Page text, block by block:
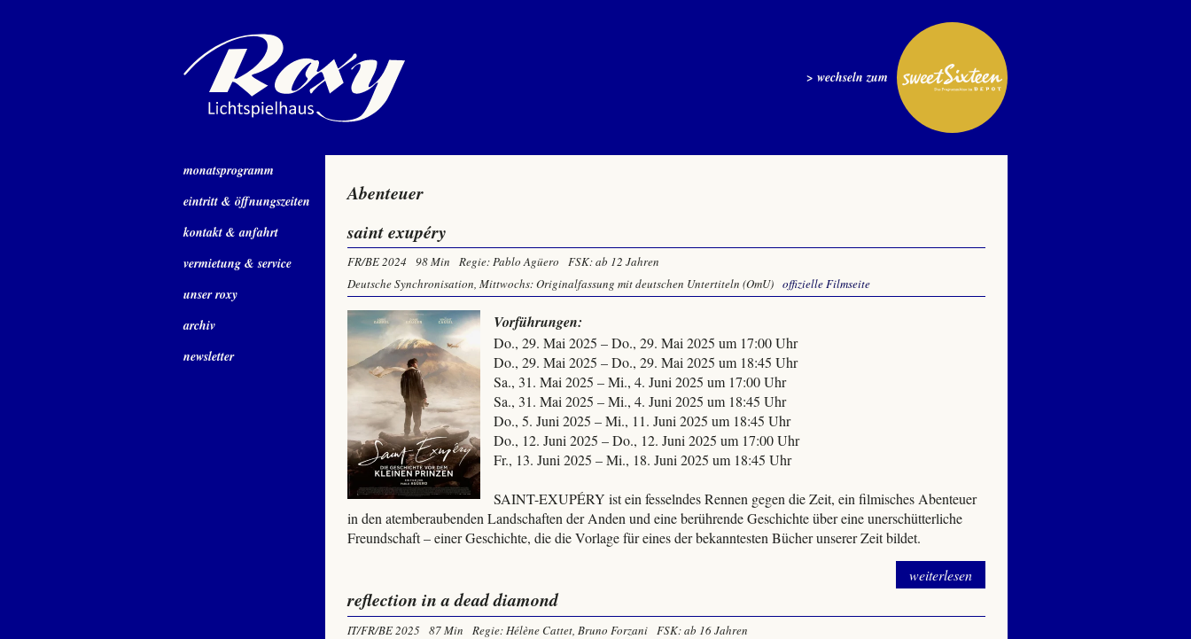
> wechseln zum
monatsprogramm
eintritt & öffnungszeiten
kontakt & anfahrt
vermietung & service
unser roxy
archiv
newsletter
Abenteuer
saint exupéry
FR/BE 2024 98 Min Regie: Pablo Agüero
FSK: ab 12 Jahren
Deutsche Synchronisation, Mittwochs: Originalfassung mit deutschen Untertiteln (OmU) offizielle Filmseite
Vorführungen:
Do., 29. Mai 2025 – Do., 29. Mai 2025 um 17:00 Uhr
Do., 29. Mai 2025 – Do., 29. Mai 2025 um 18:45 Uhr
Sa., 31. Mai 2025 – Mi., 4. Juni 2025 um 17:00 Uhr
Sa., 31. Mai 2025 – Mi., 4. Juni 2025 um 18:45 Uhr
Do., 5. Juni 2025 – Mi., 11. Juni 2025 um 18:45 Uhr
Do., 12. Juni 2025 – Do., 12. Juni 2025 um 17:00 Uhr
Fr., 13. Juni 2025 – Mi., 18. Juni 2025 um 18:45 Uhr
SAINT-EXUPÉRY ist ein fesselndes Rennen gegen die Zeit, ein filmisches Abenteuer
in den atemberaubenden Landschaften der Anden und eine berührende Geschichte über eine unerschütterliche
Freundschaft – einer Geschichte, die die Vorlage für eines der bekanntesten Bücher unserer Zeit bildet.
weiterlesen
reflection in a dead diamond
IT/FR/BE 2025 87 Min Regie: Hélène Cattet, Bruno Forzani FSK: ab 16 Jahren